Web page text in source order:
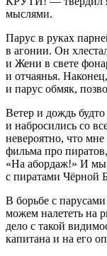
мыслями.
Парус в руках
в агонии. Он
и Жени в свете
и отчаянья.
и парус обмяк,
Ветер и дождь
и набросились со
невероятно, что
фильма про
«На абордаж!» И мы
с пиратами Чёрной
В борьбе с
можем налететь на
дело с такой
капитана и на его